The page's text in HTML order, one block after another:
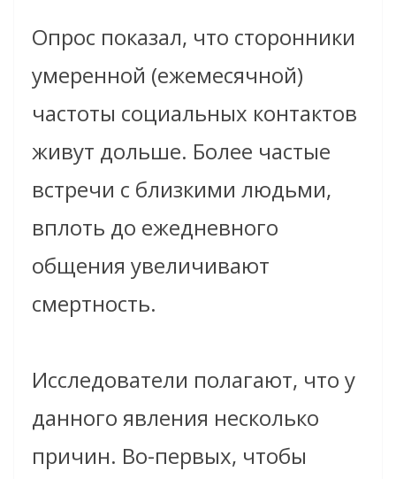
Опрос показал, что сторонники
умеренной (ежемесячной)
частоты социальных контактов
живут дольше. Более частые
встречи с близкими людьми,
вплоть до ежедневного
общения увеличивают
смертность.
Исследователи полагают, что у
данного явления несколько
причин. Во-первых, чтобы